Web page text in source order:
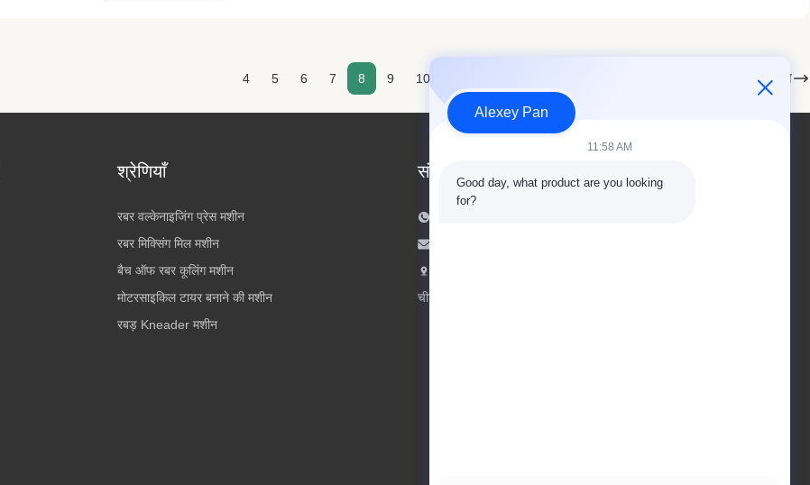
4 5 6 7 8 9 10 अगला
श्रेणियाँ
रबर वल्केनाइजिंग प्रेस मशीन
रबर मिक्सिंग मिल मशीन
बैच ऑफ रबर कूलिंग मशीन
मोटरसाइकिल टायर बनाने की मशीन
रबड़ Kneader मशीन
संपर्क करें
चीन, डाक कोडः 266400
Alexey Pan
11:58 AM
Good day, what product are you looking
for?